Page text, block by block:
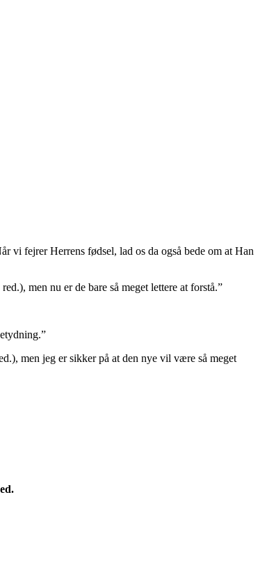
vi fejrer Herrens fødsel, lad os da også bede om at Han
men nu er de bare så meget lettere at forstå.”
men jeg er sikker på at den nye vil være så meget